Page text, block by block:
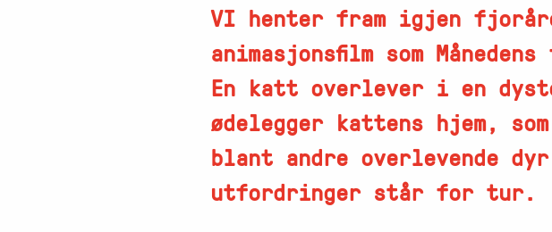
VI henter fram igjen
animasjonsfilm som
En katt overlever i en
ødelegger kattens hjem,
blant andre overlevende
utfordringer står for tur.